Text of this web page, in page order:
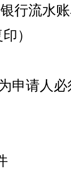
行流水
）
申请人